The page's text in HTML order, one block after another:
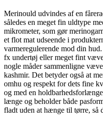
Merinould udvindes af en
således en meget fin uldtype
mikrometer, som gør
et flot mat udseende i
varmeregulerende mod din
fx undertøj eller meget fint
nogle måder sammenligne
kashmir. Det betyder også at
omhu og respekt for dets fine
og med en
længe og beholder både
fladt uden at hænge til tørre, så